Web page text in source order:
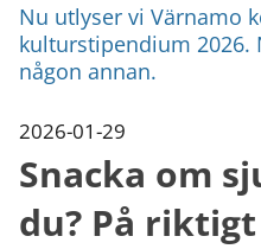
Nu utlyser vi Värnamo
kulturstipendium 2026.
någon annan.
2026-01-29
Snacka om
du? På riktigt